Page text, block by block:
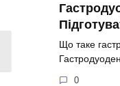
Що таке
0